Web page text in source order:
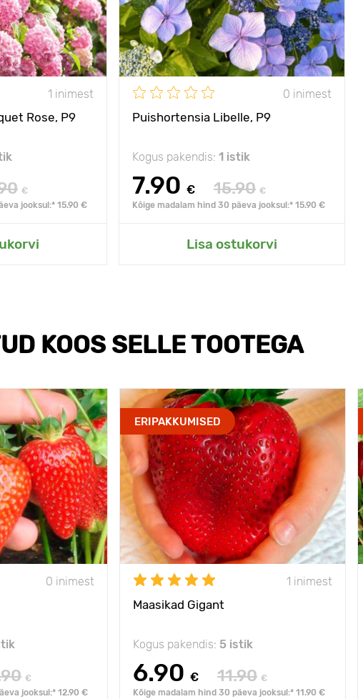
1 inimest
Rose, P9
€
jooksul:* 15.90 €
0 inimest
Puishortensia Libelle, P9
Kogus pakendis: 1 istik
7.90 € 15.90 €
Kõige madalam hind 30 päeva jooksul:* 15.90 €
Lisa ostukorvi
KOOS SELLE TOOTEGA
0 inimest
€
jooksul:* 12.90 €
ERIPAKKUMISED
1 inimest
Maasikad Gigant
Kogus pakendis: 5 istik
6.90 € 11.90 €
Kõige madalam hind 30 päeva jooksul:* 11.90 €